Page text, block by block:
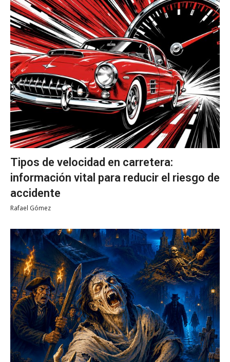
Tipos de velocidad en carretera:
información vital para reducir el riesgo de
accidente
Rafael Gómez